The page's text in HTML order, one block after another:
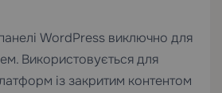
WordPress виключно для
Використовується для
із закритим контентом